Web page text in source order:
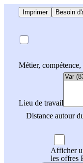
Imprimer Besoin
Métier,
Lieu de travail
Distance autour
Afficher
les offres